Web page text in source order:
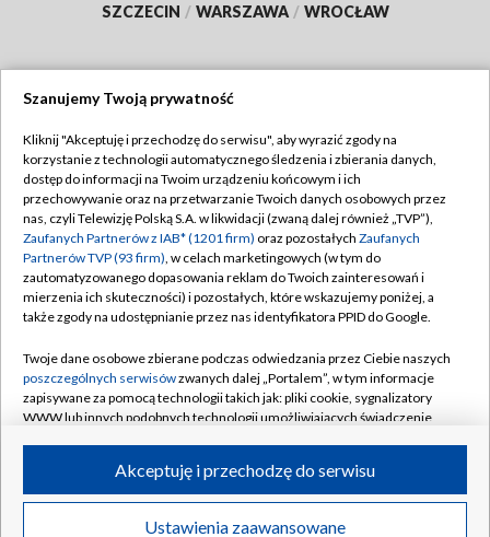
SZCZECIN / WARSZAWA / WROCŁAW
TVP
Abonament TVP
Emisja w TVP
Centrum informacji TVP
Naziemna Telewizja Cyfrowa
Rada Programowa
System NOS
Informacje o nadawcy
Program dla prasy
Regulamin TVP
Polityka prywatności
Moje zgody
Pomoc
Kontakt
Kanały
©2026 Telewizja Polska S.A. w likwidacji
Szanujemy Twoją prywatność
Kliknij "Akceptuję i przechodzę do serwisu", aby wyrazić zgody na
korzystanie z technologii automatycznego śledzenia i zbierania danych,
dostęp do informacji na Twoim urządzeniu końcowym i ich
przechowywanie oraz na przetwarzanie Twoich danych osobowych przez
nas, czyli Telewizję Polską S.A. w likwidacji (zwaną dalej również „TVP”),
Zaufanych Partnerów z IAB* (1201 firm) oraz pozostałych Zaufanych
Partnerów TVP (93 firm), w celach marketingowych (w tym do
zautomatyzowanego dopasowania reklam do Twoich zainteresowań i
mierzenia ich skuteczności) i pozostałych, które wskazujemy poniżej, a
także zgody na udostępnianie przez nas identyfikatora PPID do Google.
Twoje dane osobowe zbierane podczas odwiedzania przez Ciebie naszych
poszczególnych serwisówzwanych dalej „Portalem”, w tym informacje
zapisywane za pomocą technologii takich jak: pliki cookie, sygnalizatory
WWW lub innych podobnych technologii umożliwiających świadczenie
ruchu w Internecie.
Twoje dane osobowe zbierane podczas odwiedzania przez Ciebie
Ustawienia zaawansowane
Akceptuję i przechodzę do serwisu